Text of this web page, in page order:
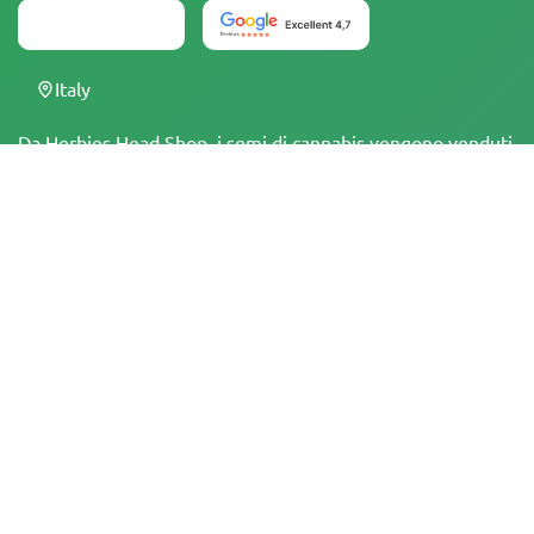
Da Herbies Head Shop, i semi di cannabis vengono venduti
Italy